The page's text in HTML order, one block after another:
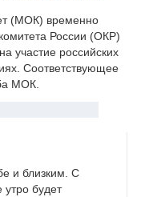
(МОК) временно
России (ОКР)
участие российских
Соответствующее
МОК.
и близким. С
будет